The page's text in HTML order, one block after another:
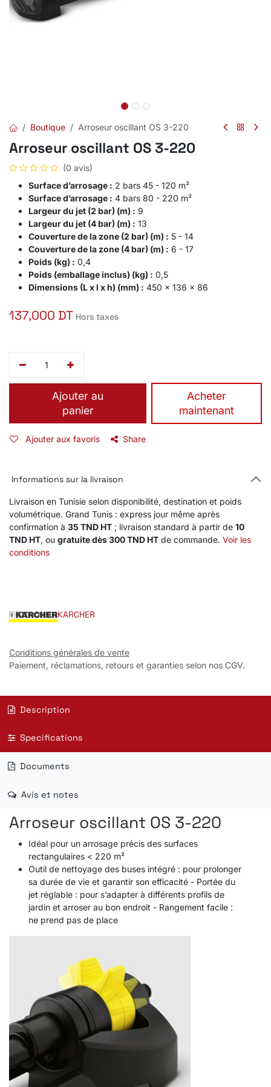
Boutique Arroseur oscillant OS 3-220
Arroseur oscillant OS 3-220
(0 avis)
Surface d’arrosage : 2 bars 45 - 120 m²
Surface d’arrosage : 4 bars 80 - 220 m²
Largeur du jet (2 bar) (m) : 9
Largeur du jet (4 bar) (m) : 13
Couverture de la zone (2 bar) (m) : 5 - 14
Couverture de la zone (4 bar) (m) : 6 - 17
Poids (kg) : 0,4
Poids (emballage inclus) (kg) : 0,5
Dimensions (L x l x h) (mm) : 450 x 136 x 86
137,000 DT Hors taxes
Ajouter au
panier
​Acheter
maintenant
Ajouter aux favoris Share
Informations sur la livraison
Livraison en Tunisie selon disponibilité, destination et poids
volumétrique. Grand Tunis : express jour même après
confirmation à 35 TND HT ; livraison standard à partir de 10
TND HT, ou gratuite dès 300 TND HT de commande. Voir les
conditions
KARCHER
Conditions générales de vente
Paiement, réclamations, retours et garanties selon nos CGV.
Description
Specifications
Documents
Avis et notes
Arroseur oscillant OS 3-220
Idéal pour un arrosage précis des surfaces
rectangulaires < 220 m²
Outil de nettoyage des buses intégré : pour prolonger
sa durée de vie et garantir son efficacité - Portée du
jet réglable : pour s’adapter à différents profils de
jardin et arroser au bon endroit - Rangement facile :
ne prend pas de place